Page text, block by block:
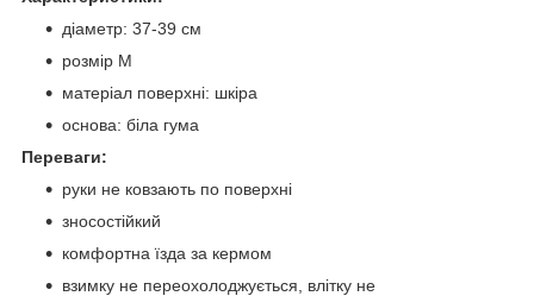
діаметр: 37-39 см
розмір M
матеріал поверхні: шкіра
основа: біла гума
Переваги:
руки не ковзають по поверхні
зносостійкий
комфортна їзда за кермом
взимку не переохолоджується, влітку не